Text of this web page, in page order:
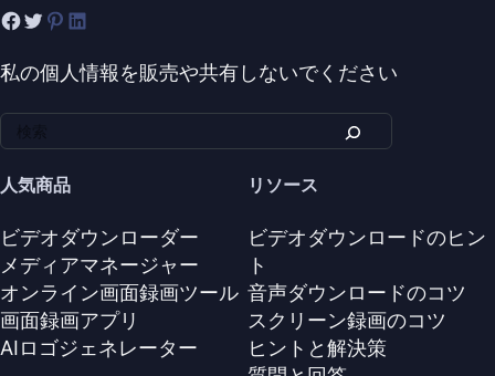
私の個人情報を販売や共有しないでください
人気商品
ビデオダウンローダー
メディアマネージャー
オンライン画面録画ツール
画面録画アプリ
AIロゴジェネレーター
リソース
ビデオダウンロードのヒン
ト
音声ダウンロードのコツ
スクリーン録画のコツ
ヒントと解決策